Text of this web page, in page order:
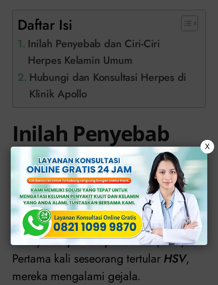
Daftar Isi
Inilah Penyebab dan Ciri-Ciri
Herpes Kelamin Umum
Hubungi dan Konsultasi Herpes di
Klinik Apollo
Inilah Penyebab
dan Ciri-Ciri Herpes
Kelamin Umum
Penyebabherpes kelamin termasuk
adanyaherpes simplex virus(HSV).
Pertama kali seseorang tertular HSV,
mereka mengalami gejala.
X